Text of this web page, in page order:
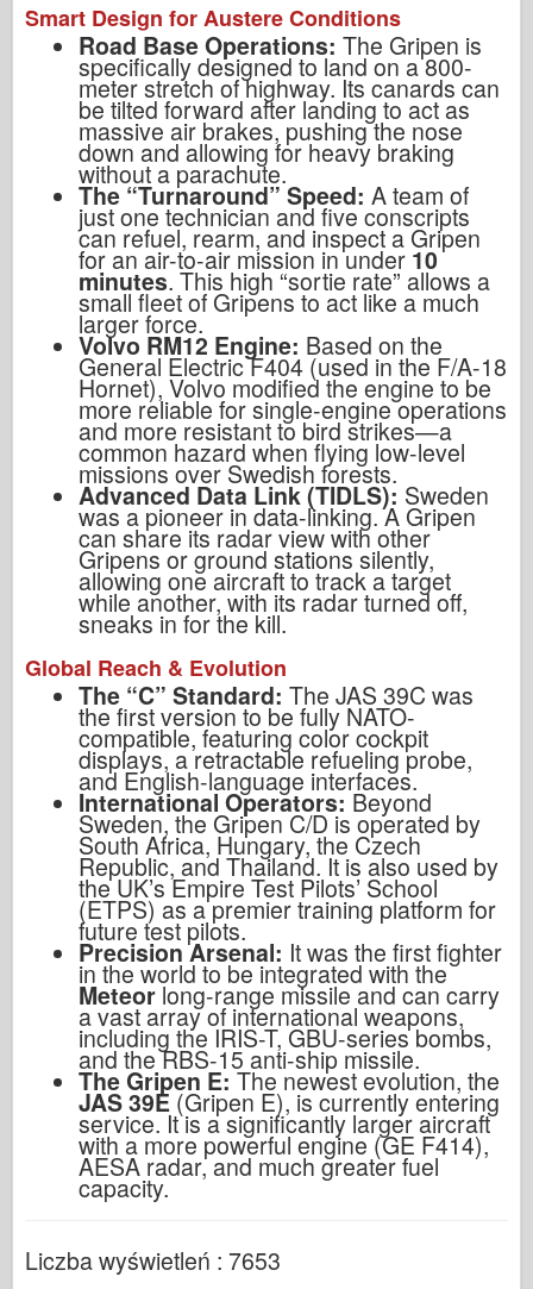
Smart Design for Austere Conditions
Road Base Operations: The Gripen is
specifically designed to land on a 800-
meter stretch of highway. Its canards can
be tilted forward after landing to act as
massive air brakes, pushing the nose
down and allowing for heavy braking
without a parachute.
The “Turnaround” Speed: A team of
just one technician and five conscripts
can refuel, rearm, and inspect a Gripen
for an air-to-air mission in under 10
minutes. This high “sortie rate” allows a
small fleet of Gripens to act like a much
larger force.
Volvo RM12 Engine: Based on the
General Electric F404 (used in the F/A-18
Hornet), Volvo modified the engine to be
more reliable for single-engine operations
and more resistant to bird strikes—a
common hazard when flying low-level
missions over Swedish forests.
Advanced Data Link (TIDLS): Sweden
was a pioneer in data-linking. A Gripen
can share its radar view with other
Gripens or ground stations silently,
allowing one aircraft to track a target
while another, with its radar turned off,
sneaks in for the kill.
Global Reach & Evolution
The “C” Standard: The JAS 39C was
the first version to be fully NATO-
compatible, featuring color cockpit
displays, a retractable refueling probe,
and English-language interfaces.
International Operators: Beyond
Sweden, the Gripen C/D is operated by
South Africa, Hungary, the Czech
Republic, and Thailand. It is also used by
the UK’s Empire Test Pilots’ School
(ETPS) as a premier training platform for
future test pilots.
Precision Arsenal: It was the first fighter
in the world to be integrated with the
Meteor long-range missile and can carry
a vast array of international weapons,
including the IRIS-T, GBU-series bombs,
and the RBS-15 anti-ship missile.
The Gripen E: The newest evolution, the
JAS 39E (Gripen E), is currently entering
service. It is a significantly larger aircraft
with a more powerful engine (GE F414),
AESA radar, and much greater fuel
capacity.
Liczba wyświetleń : 7653